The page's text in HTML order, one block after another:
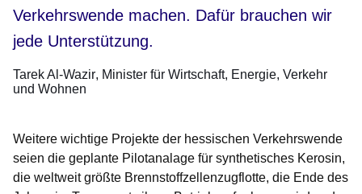
Verkehrswende machen. Dafür brauchen wir
jede Unterstützung.
Tarek Al-Wazir Minister für Wirtschaft, Energie, Verkehr
und Wohnen
Weitere wichtige Projekte der hessischen Verkehrswende
seien die geplante Pilotanalage für synthetisches Kerosin,
die weltweit größte Brennstoffzellenzugflotte, die Ende des